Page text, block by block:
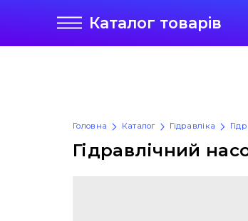
Каталог товарів
Головна Каталог Гідравліка
Гідравлічний